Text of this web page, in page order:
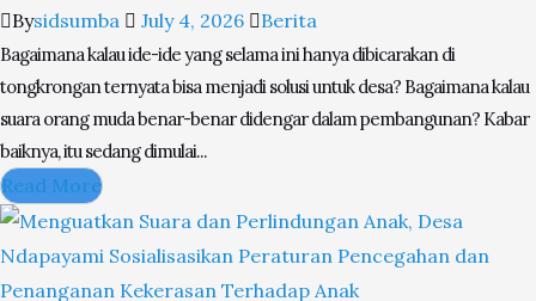
Bysidsumba July 4, 2026 Berita
Bagaimana kalau ide-ide yang selama ini hanya dibicarakan di
tongkrongan ternyata bisa menjadi solusi untuk desa? Bagaimana kalau
suara orang muda benar-benar didengar dalam pembangunan? Kabar
baiknya, itu sedang dimulai...
Read More